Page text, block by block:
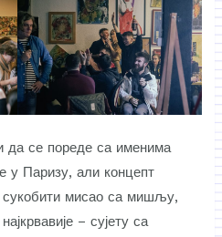
да се пореде са именима
у Паризу, али концепт
сукобити мисао са мишљу,
– сујету са